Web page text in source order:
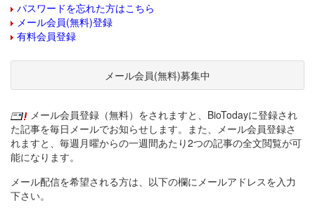
パスワードを忘れた方はこちら
メール会員(無料)登録
有料会員登録
メール会員(無料)募集中
メール会員登録（無料）をされますと、BioTodayに登録され
た記事を毎日メールでお知らせします。また、メール会員登録さ
れますと、毎週月曜からの一週間あたり2つの記事の全文閲覧が可
能になります。
メール配信を希望される方は、以下の欄にメールアドレスを入力
下さい。